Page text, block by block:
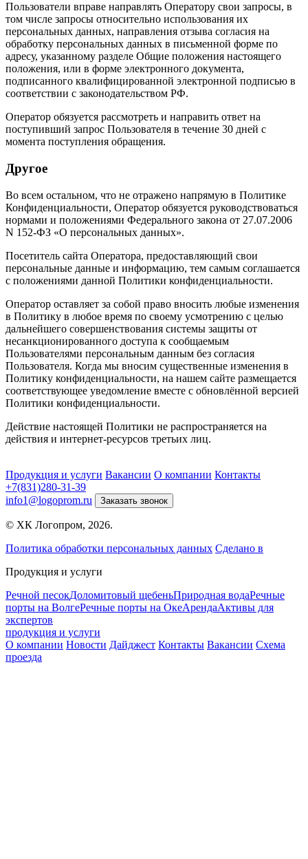
Пользователи вправе направлять Оператору свои запросы, в
том числе запросы относительно использования их
персональных данных, направления отзыва согласия на
обработку персональных данных в письменной форме по
адресу, указанному разделе Общие положения настоящего
положения, или в форме электронного документа,
подписанного квалифицированной электронной подписью в
соответствии с законодательством РФ.
Оператор обязуется рассмотреть и направить ответ на
поступивший запрос Пользователя в течение 30 дней с
момента поступления обращения.
Другое
Во всем остальном, что не отражено напрямую в Политике
Конфиденциальности, Оператор обязуется руководствоваться
нормами и положениями Федерального закона от 27.07.2006
N 152-ФЗ «О персональных данных».
Посетитель сайта Оператора, предоставляющий свои
персональные данные и информацию, тем самым соглашается
с положениями данной Политики конфиденциальности.
Оператор оставляет за собой право вносить любые изменения
в Политику в любое время по своему усмотрению с целью
дальнейшего совершенствования системы защиты от
несанкционированного доступа к сообщаемым
Пользователями персональным данным без согласия
Пользователя. Когда мы вносим существенные изменения в
Политику конфиденциальности, на нашем сайте размещается
соответствующее уведомление вместе с обновлённой версией
Политики конфиденциальности.
Действие настоящей Политики не распространяется на
действия и интернет-ресурсов третьих лиц.
Продукция и услуги Вакансии О компании Контакты
+7(831)280-31-39
info1@logoprom.ru
Заказать звонок
© ХК Логопром, 2026.
Политика обработки персональных данных Сделано в
Продукция и услуги
Речной песокДоломитовый щебеньПриродная водаРечные
порты на ВолгеРечные порты на ОкеАрендаАктивы для
экспертов
продукция и услуги
О компании Новости Дайджест Контакты Вакансии Схема
проезда